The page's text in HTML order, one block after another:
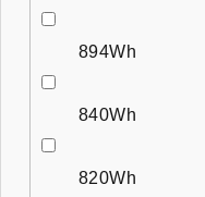
894Wh
840Wh
820Wh